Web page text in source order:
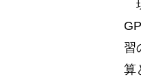
習
算